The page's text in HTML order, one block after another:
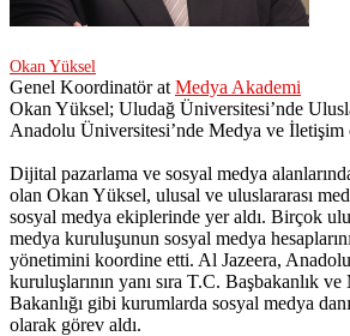
Okan Yüksel
Genel Koordinatörat Medya Akademi
Okan Yüksel; Uludağ Üniversitesi’nde
Anadolu Üniversitesi’nde Medya ve
Dijital pazarlama ve sosyal medya
olan Okan Yüksel, ulusal ve uluslararası
sosyal medya ekiplerinde yer aldı. Birçok
medya kuruluşunun sosyal medya
yönetimini koordine etti. Al Jazeera,
kuruluşlarının yanı sıra T.C. Başbakanlık
Bakanlığı gibi kurumlarda sosyal medya
olarak görev aldı.